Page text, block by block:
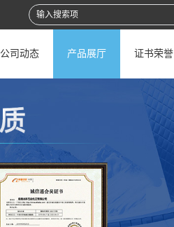
公司动态 产品展厅 证书荣誉